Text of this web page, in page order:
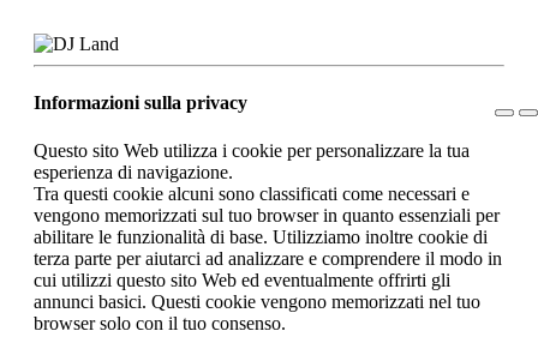
Informazioni sulla privacy
Questo sito Web utilizza i cookie per personalizzare la tua
esperienza di navigazione.
Tra questi cookie alcuni sono classificati come necessari e
vengono memorizzati sul tuo browser in quanto essenziali per
abilitare le funzionalità di base. Utilizziamo inoltre cookie di
terza parte per aiutarci ad analizzare e comprendere il modo in
cui utilizzi questo sito Web ed eventualmente offrirti gli
annunci basici. Questi cookie vengono memorizzati nel tuo
browser solo con il tuo consenso.